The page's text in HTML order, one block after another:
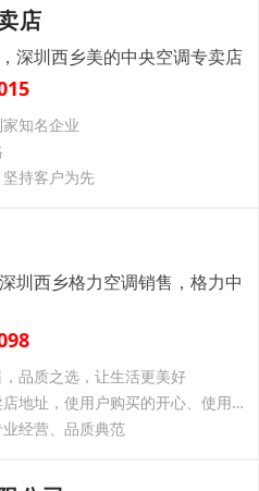
店
深圳西乡美的中央空调专卖店
知名企业
持客户为先
圳西乡格力空调销售，格力中
品质之选，让生活更美好
深圳宝安区西乡镇格力空调专卖店地址，使用户购买的开心、使用的放心
经营、品质典范